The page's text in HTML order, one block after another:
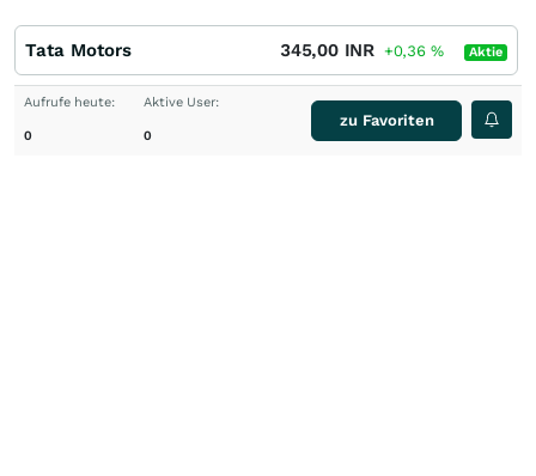
Tata Motors 345,00 INR +0,36 % Aktie
Aufrufe heute:
0
Aktive User:
0
zu Favoriten